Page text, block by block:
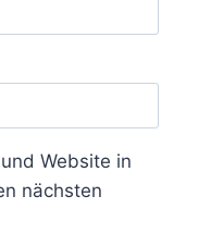
Website in
nächsten